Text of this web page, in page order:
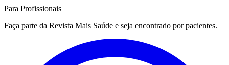
Para Profissionais
Faça parte da Revista Mais Saúde e seja encontrado por pacientes.